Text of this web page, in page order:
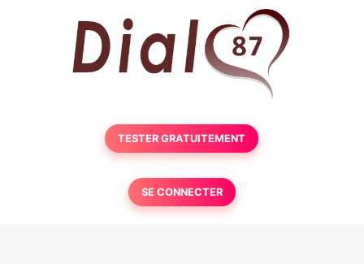
TESTER GRATUITEMENT
SE CONNECTER